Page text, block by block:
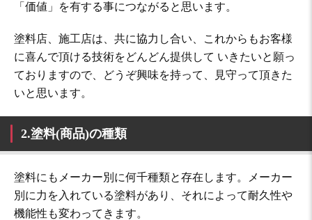
「価値」を有する事につながると思います。
塗料店、施工店は、共に協力し合い、これからもお客様
に喜んで頂ける技術をどんどん提供して いきたいと願っ
ておりますので、どうぞ興味を持って、見守って頂きた
いと思います。
2.塗料(商品)の種類
塗料にもメーカー別に何千種類と存在します。メーカー
別に力を入れている塗料があり、それによって耐久性や
機能性も変わってきます。